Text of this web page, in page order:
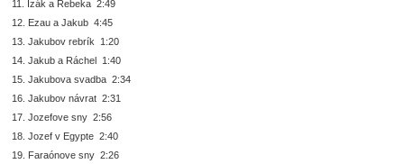
11. Izák a Rebeka 2:49
12. Ezau a Jakub 4:45
13. Jakubov rebrík 1:20
14. Jakub a Ráchel 1:40
15. Jakubova svadba 2:34
16. Jakubov návrat 2:31
17. Jozefove sny 2:56
18. Jozef v Egypte 2:40
19. Faraónove sny 2:26